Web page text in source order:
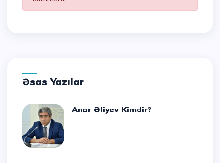
Əsas Yazılar
Anar Əliyev Kimdir?